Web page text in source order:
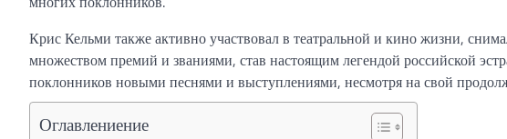
Крис Кельми также активно участвовал в театральной и кино жизни,
множеством премий и званиями, став настоящим легендой российской
поклонников новыми песнями и выступлениями, несмотря на свой
Оглавлениение